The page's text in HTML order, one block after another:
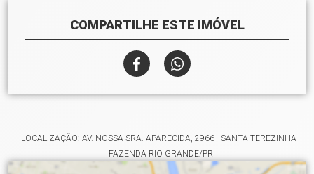
COMPARTILHE ESTE IMÓVEL
LOCALIZAÇÃO: AV. NOSSA SRA. APARECIDA, 2966 - SANTA TEREZINHA -
FAZENDA RIO GRANDE/PR